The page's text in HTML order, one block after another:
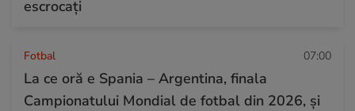
escrocați
Fotbal 07:00
La ce oră e Spania – Argentina, finala
Campionatului Mondial de fotbal din 2026, și